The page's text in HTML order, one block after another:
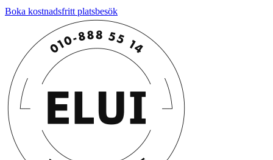
Boka kostnadsfritt platsbesök